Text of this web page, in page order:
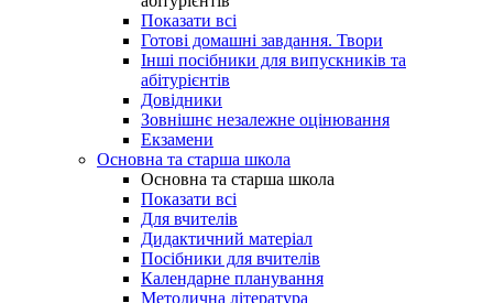
Показати всі
Готові домашні завдання. Твори
Інші посібники для випускників та
абітурієнтів
Довідники
Зовнішнє незалежне оцінювання
Екзамени
Основна та старша школа
Основна та старша школа
Показати всі
Для вчителів
Дидактичний матеріал
Посібники для вчителів
Календарне планування
Методична література